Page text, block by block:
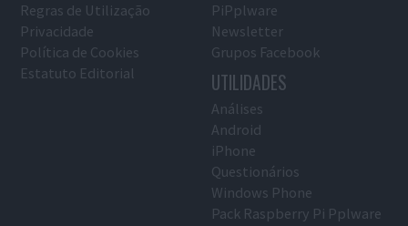
Regras de Utilização
Privacidade
Política de Cookies
Estatuto Editorial
PiPplware
Newsletter
Grupos Facebook
UTILIDADES
Análises
Android
iPhone
Questionários
Windows Phone
Pack Raspberry Pi Pplware